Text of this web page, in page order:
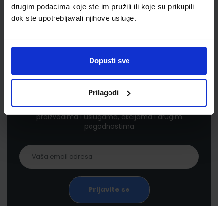
drugim podacima koje ste im pružili ili koje su prikupili
dok ste upotrebljavali njihove usluge.
Dopusti sve
Prilagodi
Newsletter prijava
Prijavite se kako bi primali informacije o novim
proizvodima i uslugama, akcijama i drugim
pogodnostima